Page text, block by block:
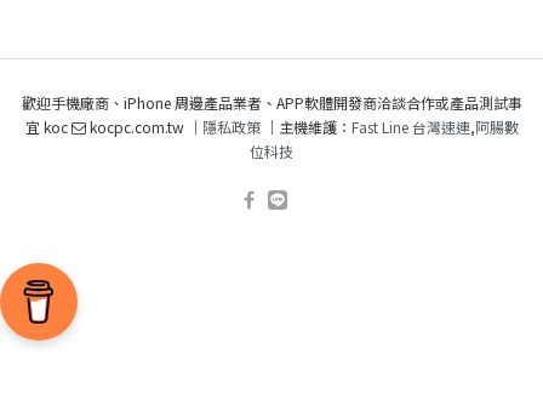
歡迎手機廠商、iPhone 周邊產品業者、APP軟體開發商洽談合作或產品測試事
宜 koc
kocpc.com.tw ｜ 隱私政策｜主機維護： Fast Line 台灣速連,阿腸數
位科技